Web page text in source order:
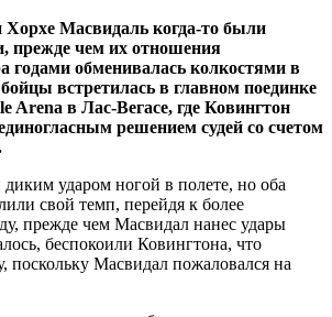
Масвидаль когда-то были
прежде чем их отношения
годами обменивалась колкостями в
встретилась в главном поединке
Arena в Лас-Вегасе, где Ковингтон
решением судей со счетом
ударом ногой в полете, но оба
свой темп, перейдя к более
прежде чем Масвидал нанес удары
беспокоили Ковингтона, что
поскольку Масвидал пожаловался на